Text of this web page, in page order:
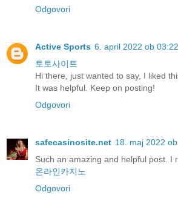
Odgovori
Active Sports 6. april 2022 ob 03:22
토토사이트
Hi there, just wanted to say, I liked
It was helpful. Keep on posting!
Odgovori
safecasinosite.net 18. maj 2022
Such an amazing and helpful post. I
온라인카지노
Odgovori